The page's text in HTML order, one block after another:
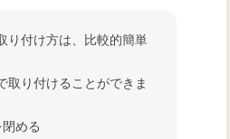
り付け方は、比較的簡単
取り付けることができま
める